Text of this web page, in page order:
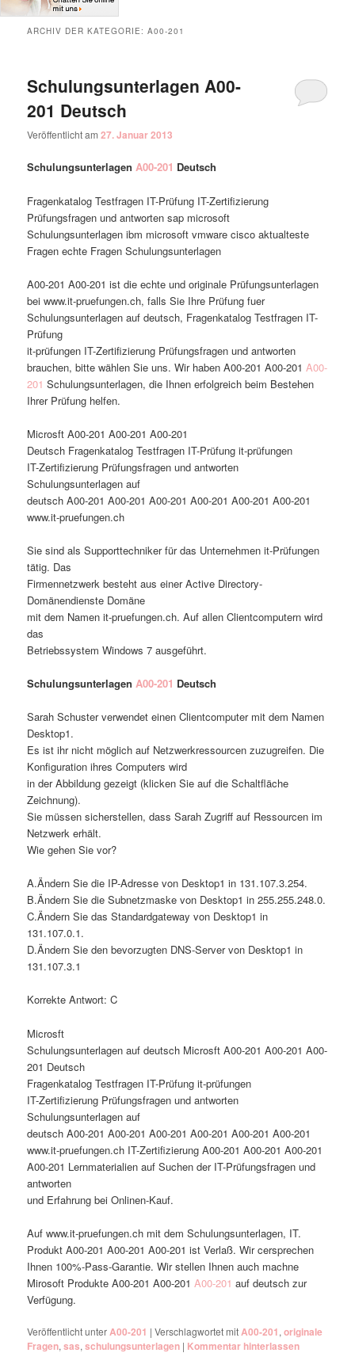
ARCHIV DER KATEGORIE:A00-201
Schulungsunterlagen A00-
201 Deutsch
Veröffentlicht am27. Januar 2013
SchulungsunterlagenA00-201 Deutsch
Fragenkatalog Testfragen IT-Prüfung IT-Zertifizierung
Prüfungsfragen und antworten sap microsoft
Schulungsunterlagen ibm microsoft vmware cisco aktualteste
Fragen echte Fragen Schulungsunterlagen
A00-201 A00-201 ist die echte und originale Prüfungsunterlagen
bei www.it-pruefungen.ch, falls Sie Ihre Prüfung fuer
Schulungsunterlagen auf deutsch, Fragenkatalog Testfragen IT-
Prüfung
it-prüfungen IT-Zertifizierung Prüfungsfragen und antworten
brauchen, bitte wählen Sie uns. Wir haben A00-201 A00-201A00-
201 Schulungsunterlagen, die Ihnen erfolgreich beim Bestehen
Ihrer Prüfung helfen.
Microsft A00-201 A00-201 A00-201
Deutsch Fragenkatalog Testfragen IT-Prüfung it-prüfungen
IT-Zertifizierung Prüfungsfragen und antworten
Schulungsunterlagen auf
deutsch A00-201 A00-201 A00-201 A00-201 A00-201 A00-201
www.it-pruefungen.ch
Sie sind als Supporttechniker für das Unternehmen it-Prüfungen
tätig. Das
Firmennetzwerk besteht aus einer Active Directory-
Domänendienste Domäne
mit dem Namen it-pruefungen.ch. Auf allen Clientcomputern wird
das
Betriebssystem Windows 7 ausgeführt.
SchulungsunterlagenA00-201 Deutsch
Sarah Schuster verwendet einen Clientcomputer mit dem Namen
Desktop1.
Es ist ihr nicht möglich auf Netzwerkressourcen zuzugreifen. Die
Konfiguration ihres Computers wird
in der Abbildung gezeigt (klicken Sie auf die Schaltfläche
Zeichnung).
Sie müssen sicherstellen, dass Sarah Zugriff auf Ressourcen im
Netzwerk erhält.
Wie gehen Sie vor?
A.Ändern Sie die IP-Adresse von Desktop1 in 131.107.3.254.
B.Ändern Sie die Subnetzmaske von Desktop1 in 255.255.248.0.
C.Ändern Sie das Standardgateway von Desktop1 in
131.107.0.1.
D.Ändern Sie den bevorzugten DNS-Server von Desktop1 in
131.107.3.1
Korrekte Antwort: C
Microsft
Schulungsunterlagen auf deutsch Microsft A00-201 A00-201 A00-
201 Deutsch
Fragenkatalog Testfragen IT-Prüfung it-prüfungen
IT-Zertifizierung Prüfungsfragen und antworten
Schulungsunterlagen auf
deutsch A00-201 A00-201 A00-201 A00-201 A00-201 A00-201
www.it-pruefungen.ch IT-Zertifizierung A00-201 A00-201 A00-201
A00-201 Lernmaterialien auf Suchen der IT-Prüfungsfragen und
antworten
und Erfahrung bei Onlinen-Kauf.
Auf www.it-pruefungen.ch mit dem Schulungsunterlagen, IT.
Produkt A00-201 A00-201 A00-201 ist Verlaß. Wir cersprechen
Ihnen 100%-Pass-Garantie. Wir stellen Ihnen auch machne
Mirosoft Produkte A00-201 A00-201A00-201 auf deutsch zur
Verfügung.
Veröffentlicht unterA00-201 |Verschlagwortet mitA00-201,originale
Fragen,sas,schulungsunterlagen | Kommentar hinterlassen